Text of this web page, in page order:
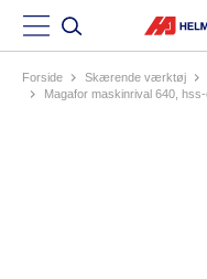
Forside skærende værktøj
magafor maskinrival 640,